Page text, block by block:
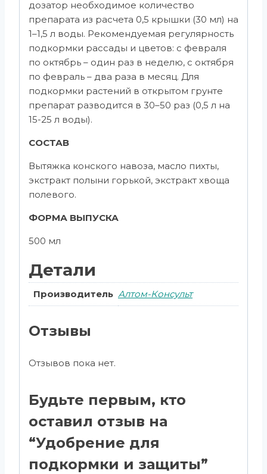
дозатор необходимое количество
препарата из расчета 0,5 крышки (30 мл) на
1–1,5 л воды. Рекомендуемая регулярность
подкормки рассады и цветов: с февраля
по октябрь – один раз в неделю, с октября
по февраль – два раза в месяц. Для
подкормки растений в открытом грунте
препарат разводится в 30–50 раз (0,5 л на
15-25 л воды).
СОСТАВ
Вытяжка конского навоза, масло пихты,
экстракт полыни горькой, экстракт хвоща
полевого.
ФОРМА ВЫПУСКА
500 мл
Детали
Производитель Алтом-Консульт
Отзывы
Отзывов пока нет.
Будьте первым, кто
оставил отзыв на
“Удобрение для
подкормки и защиты”